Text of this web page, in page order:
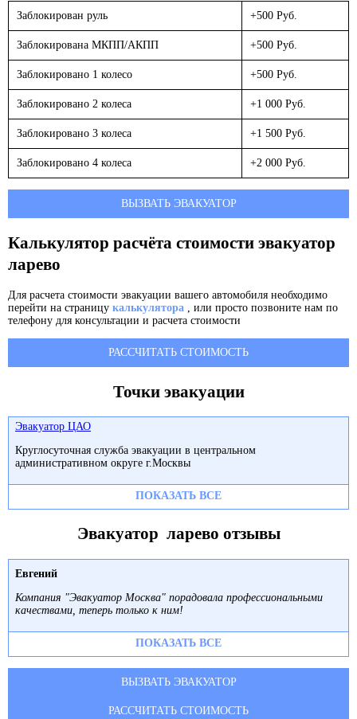
Заблокирован руль +500 Руб.
Заблокирована МКПП/АКПП +500 Руб.
Заблокировано 1 колесо +500 Руб.
Заблокировано 2 колеса +1 000 Руб.
Заблокировано 3 колеса +1 500 Руб.
Заблокировано 4 колеса +2 000 Руб.
ВЫЗВАТЬ ЭВАКУАТОР
Калькулятор расчёта стоимости эвакуатор
ларево
Для расчета стоимости эвакуации вашего автомобиля необходимо
перейти на страницу калькулятора , или просто позвоните нам по
телефону для консультации и расчета стоимости
РАССЧИТАТЬ СТОИМОСТЬ
Точки эвакуации
Эвакуатор ЦАО
Круглосуточная служба эвакуации в центральном
административном округе г.Москвы
ПОКАЗАТЬ ВСЕ
Эвакуатор ларево отзывы
Евгений
Компания "Эвакуатор Москва" порадовала профессиональными
качествами, теперь только к ним!
ПОКАЗАТЬ ВСЕ
ВЫЗВАТЬ ЭВАКУАТОР
РАССЧИТАТЬ СТОИМОСТЬ